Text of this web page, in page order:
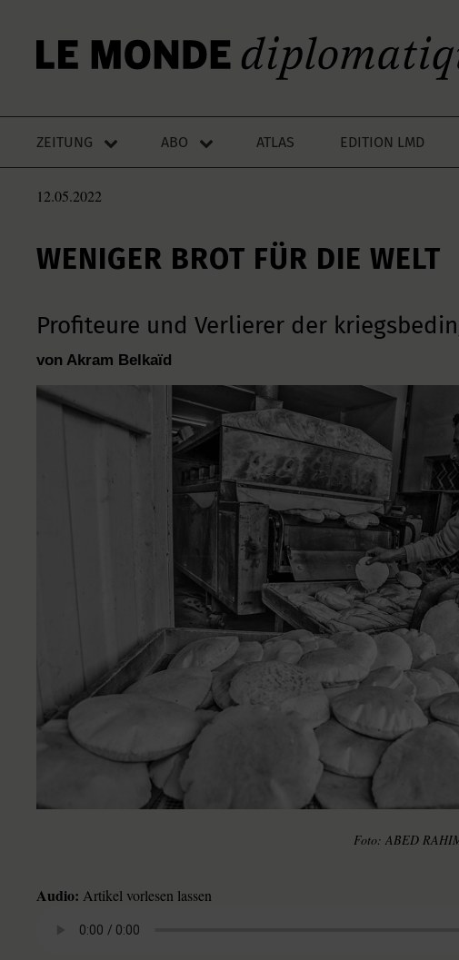
ZEITUNG ABO ATLAS EDITION LMD
12.05.2022
WENIGER BROT FÜR DIE WELT
Profiteure und Verlierer der
von Akram Belkaïd
ABED
Audio: Artikel vorlesen lassen